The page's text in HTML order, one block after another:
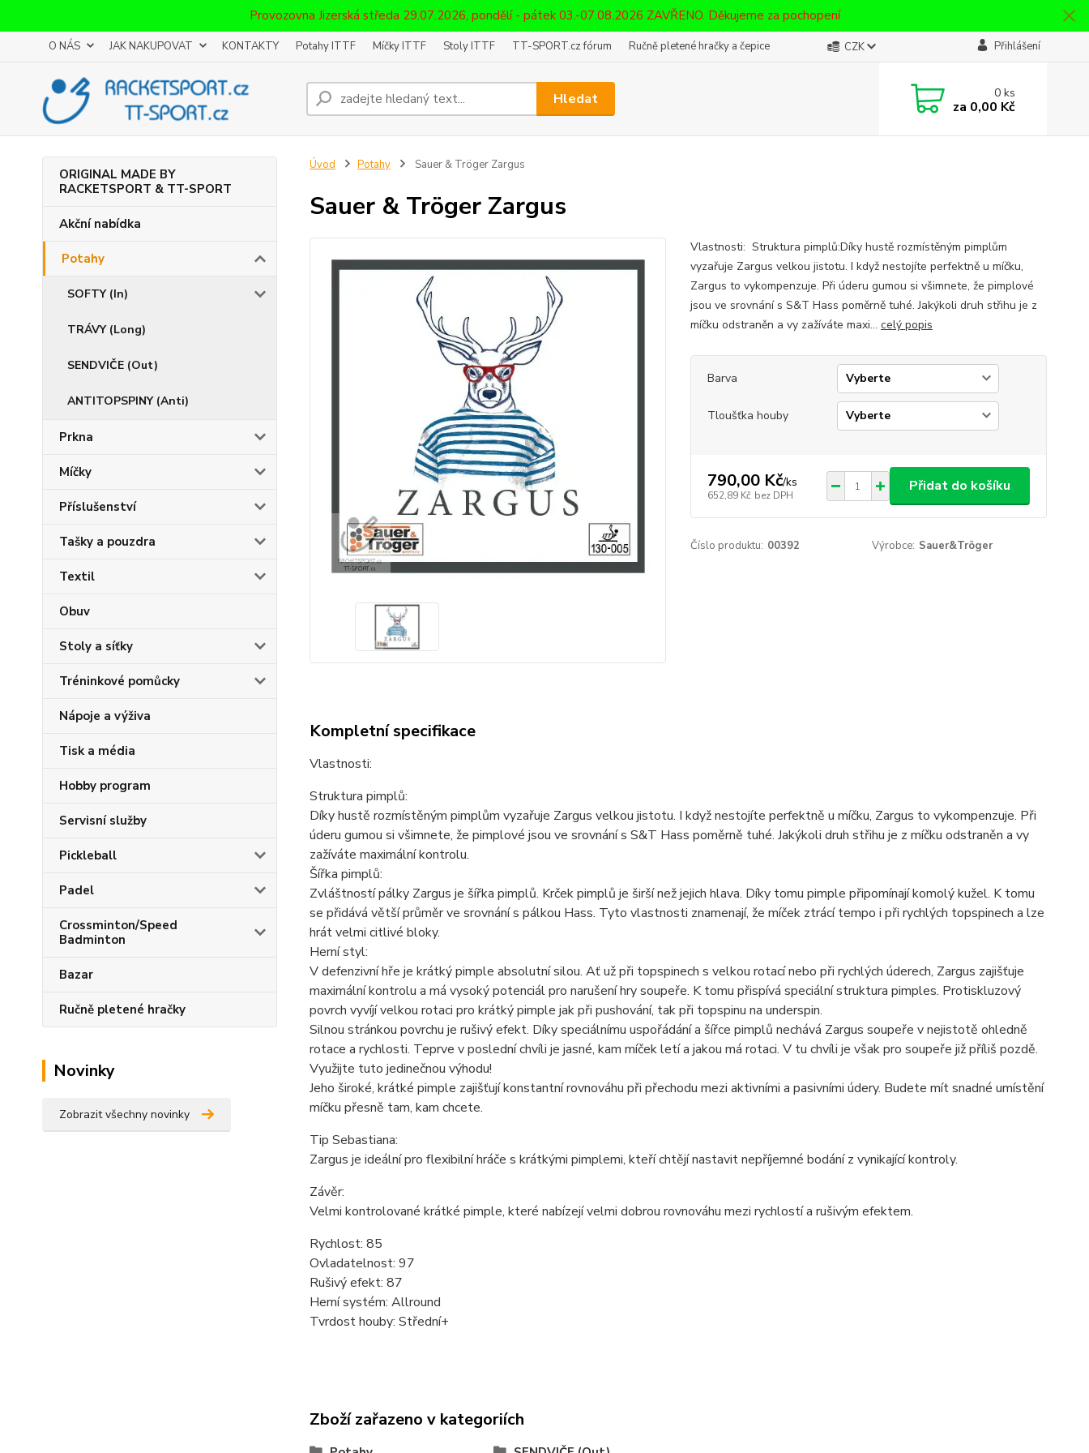
Provozovna Jizerská středa 29.07.2026, pondělí - pátek 03.-07.08.2026 ZAVŘENO. Děkujeme za pochopení
O NÁS JAK NAKUPOVAT KONTAKTY Potahy ITTF Míčky ITTF Stoly ITTF TT-SPORT.cz fórum Ručně pletené hračky a čepice CZK Přihlášení
Hledat 0ks
za 0,00 Kč
ORIGINAL MADE BY
RACKETSPORT & TT-SPORT
Akční nabídka
Potahy
SOFTY (In)
TRÁVY (Long)
SENDVIČE (Out)
ANTITOPSPINY (Anti)
Prkna
Míčky
Příslušenství
Tašky a pouzdra
Textil
Obuv
Stoly a síťky
Tréninkové pomůcky
Nápoje a výživa
Tisk a média
Hobby program
Servisní služby
Pickleball
Padel
Crossminton/Speed
Badminton
Bazar
Ručně pletené hračky
Novinky
Zobrazit všechny novinky
Úvod Potahy Sauer & Tröger Zargus
Sauer & Tröger Zargus
Vlastnosti: Struktura pimplů:Díky hustě rozmístěným pimplům
vyzařuje Zargus velkou jistotu. I když nestojíte perfektně u míčku,
Zargus to vykompenzuje. Při úderu gumou si všimnete, že pimplové
jsou ve srovnání s S&T Hass poměrně tuhé. Jakýkoli druh střihu je z
míčku odstraněn a vy zažíváte maxi... celý popis
Barva
Tloušťka houby
790,00 Kč/ks
652,89 Kč bez DPH
Přidat do košíku
Číslo produktu: 00392 Výrobce: Sauer&Tröger
Kompletní specifikace
Vlastnosti:
Struktura pimplů:
Díky hustě rozmístěným pimplům vyzařuje Zargus velkou jistotu. I když nestojíte perfektně u míčku, Zargus to vykompenzuje. Při
úderu gumou si všimnete, že pimplové jsou ve srovnání s S&T Hass poměrně tuhé. Jakýkoli druh střihu je z míčku odstraněn a vy
zažíváte maximální kontrolu.
Šířka pimplů:
Zvláštností pálky Zargus je šířka pimplů. Krček pimplů je širší než jejich hlava. Díky tomu pimple připomínají komolý kužel. K tomu
se přidává větší průměr ve srovnání s pálkou Hass. Tyto vlastnosti znamenají, že míček ztrácí tempo i při rychlých topspinech a lze
hrát velmi citlivé bloky.
Herní styl:
V defenzivní hře je krátký pimple absolutní silou. Ať už při topspinech s velkou rotací nebo při rychlých úderech, Zargus zajišťuje
maximální kontrolu a má vysoký potenciál pro narušení hry soupeře. K tomu přispívá speciální struktura pimples. Protiskluzový
povrch vyvíjí velkou rotaci pro krátký pimple jak při pushování, tak při topspinu na underspin.
Silnou stránkou povrchu je rušivý efekt. Díky speciálnímu uspořádání a šířce pimplů nechává Zargus soupeře v nejistotě ohledně
rotace a rychlosti. Teprve v poslední chvíli je jasné, kam míček letí a jakou má rotaci. V tu chvíli je však pro soupeře již příliš pozdě.
Využijte tuto jedinečnou výhodu!
Jeho široké, krátké pimple zajišťují konstantní rovnováhu při přechodu mezi aktivními a pasivními údery. Budete mít snadné umístění
míčku přesně tam, kam chcete.
Tip Sebastiana:
Zargus je ideální pro flexibilní hráče s krátkými pimplemi, kteří chtějí nastavit nepříjemné bodání z vynikající kontroly.
Závěr:
Velmi kontrolované krátké pimple, které nabízejí velmi dobrou rovnováhu mezi rychlostí a rušivým efektem.
Rychlost: 85
Ovladatelnost: 97
Rušivý efekt: 87
Herní systém: Allround
Tvrdost houby: Střední+
Zboží zařazeno v kategoriích